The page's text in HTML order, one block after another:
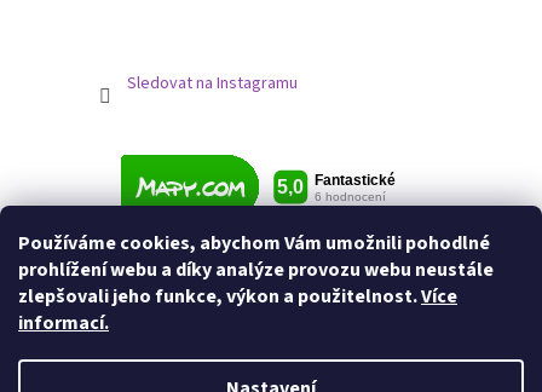
Používáme cookies, abychom Vám umožnili pohodlné
prohlížení webu a díky analýze provozu webu neustále
zlepšovali jeho funkce, výkon a použitelnost.Více
informací.
Sledovat na Instagramu